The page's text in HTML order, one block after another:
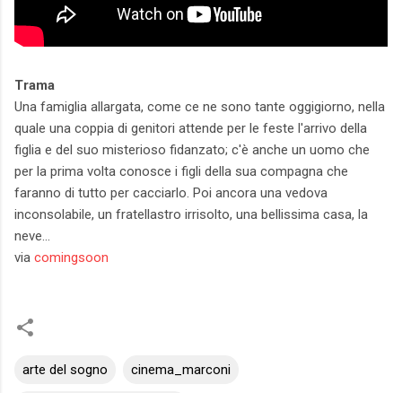
Trama
Una famiglia allargata, come ce ne sono tante oggigiorno, nella
quale una coppia di genitori attende per le feste l'arrivo della
figlia e del suo misterioso fidanzato; c'è anche un uomo che
per la prima volta conosce i figli della sua compagna che
faranno di tutto per cacciarlo. Poi ancora una vedova
inconsolabile, un fratellastro irrisolto, una bellissima casa, la
neve...
via comingsoon
arte del sogno cinema_marconi